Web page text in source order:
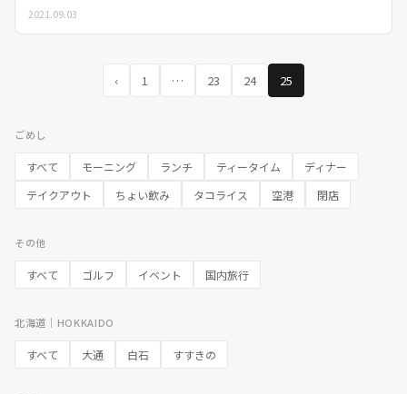
2021.09.03
‹ 1 … 23 24 25
ごめし
すべて モーニング ランチ ティータイム
ディナー
テイクアウト
ちょい飲み タコライス 空港 閉店
その他
すべて ゴルフ イベント 国内旅行
北海道｜HOKKAIDO
すべて 大通 白石 すすきの